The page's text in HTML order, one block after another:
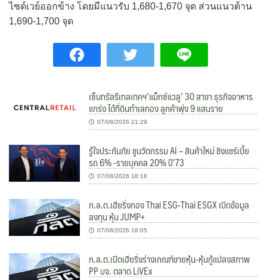
ไซด์เวย์ออกข้าง โดยมีแนวรับ 1,680-1,670 จุด ส่วนแนวต้าน
1,690-1,700 จุด
เซ็นทรัลรีเทลเทคฯ’แม็กซ์แวลู’ 30 สาขา ธุรกิจอาหาร
แกร่ง ได้ที่ดินทำเลทอง ลูกค้าพุ่ง 9 แสนราย
07/08/2026 21:29
รู้ใจประกันภัย ชูนวัตกรรม AI – สินค้าใหม่ ชิงแชร์เบี้ย
รถ 6% -รายบุคคล 20% ปี’73
07/08/2026 18:18
ก.ล.ต.เฮียริ่งกอง Thai ESG-Thai ESGX เปิดข้อมูล
ลงทุน หุ้น JUMP+
07/08/2026 18:05
ก.ล.ต.เปิดเฮียริ่งร่างเกณฑ์ขายหุ้น-หุ้นกู้แปลงสภาพ
PP บจ. ตลาด LiVEx